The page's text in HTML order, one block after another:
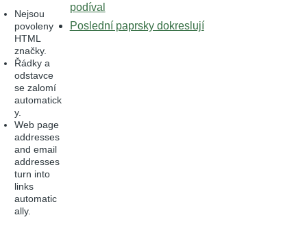
Nejsou
povoleny
HTML
značky.
Řádky a
odstavce
se zalomí
automatick
y.
Web page
addresses
and email
addresses
turn into
links
automatic
ally.
podíval
Poslední paprsky dokreslují